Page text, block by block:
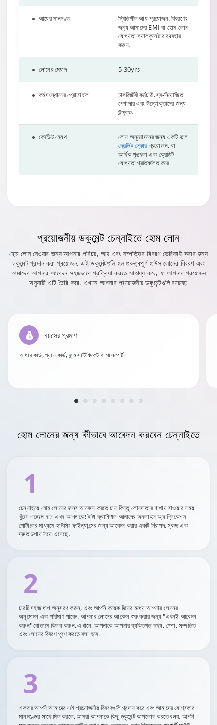
আয়ের মানদণ্ড
স্থিতিশীল আয় প্রয়োজন. বিবরণের
জন্য আমাদের EMI বা হোম লোন
যোগ্যতা ক্যালকুলেটার ব্যবহার
করুন.
লোনের মেয়াদ 5-30yrs
কর্মসংস্থানের প্রোফাইল
চাকরিজীবী কর্মচারী, স্ব-নিয়োজিত
পেশাদার এবং উদ্যোক্তাদের জন্য
উন্মুক্ত.
ক্রেডিট হেলথ
লোন অনুমোদনের জন্য একটি ভাল
ক্রেডিট স্কোর প্রয়োজন, যা
আর্থিক শৃঙ্খলা এবং ক্রেডিট
যোগ্যতা প্রতিফলিত করে.
প্রয়োজনীয় ডকুমেন্ট চেন্নাইতে হোম লোন
হোম লোন নেওয়ার জন্য আপনার পরিচয়, আয় এবং সম্পত্তির বিবরণ ভেরিফাই করার জন্য
ডকুমেন্ট প্রদান করা প্রয়োজন. এই ডকুমেন্টগুলি হল গুরুত্বপূর্ণ হাউস লোনের বিবরণ এবং
আমাদের আপনার আবেদন সহজভাবে প্রক্রিয়া করতে সাহায্য করে, যা আপনার প্রয়োজন
অনুযায়ী এটি তৈরি করে. এখানে আপনার প্রয়োজনীয় ডকুমেন্টগুলি রয়েছে:
বয়সের প্রমাণ
আধার কার্ড, প্যান কার্ড, জন্ম সার্টিফিকেট বা পাসপোর্ট
হোম লোনের জন্য কীভাবে আবেদন করবেন চেন্নাইতে
1
চেন্নাইয়ে হোম লোনের জন্য আবেদন করতে চান কিন্তু লোনদাতার শাখায় যাওয়ার সময়
খুঁজে পাচ্ছেন না? এখন আপনাকে! টাটা ক্যাপিটাল আমাদের অনলাইন অ্যাপ্লিকেশন
পোর্টালের মাধ্যমে হাউসিং ফাইন্যান্সের জন্য আবেদন করার একটি নিরাপদ, স্বচ্ছ এবং
দ্রুত উপায় নিয়ে এসেছে.
2
চারটি সহজ ধাপ অনুসরণ করুন, এবং আপনি কয়েক দিনের মধ্যে আপনার লোনের
অনুমোদন এবং পরিমাণ পাবেন. আপনার লোনের আবেদন শুরু করার জন্য "এখনই আবেদন
করুন" বোতামে ক্লিক করুন. এখানে, আপনাকে আপনার ব্যক্তিগত তথ্য, পেশা, সম্পত্তি
এবং লোনের বিবরণ পূরণ করতে বলা হবে.
3
একবার আপনি আমাদের এই প্রয়োজনীয় বিবরণগুলি প্রদান করে এবং আমাদের যোগ্যতার
মানদণ্ডের সাথে মিল করলে, আমরা আপনাকে কিছু ডকুমেন্ট আপলোড করতে বলব. আপনি